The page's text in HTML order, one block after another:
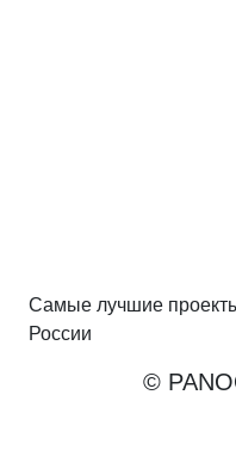
Самые лучшие
России
©